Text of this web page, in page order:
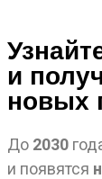
и
новых
До 2030
и появятся